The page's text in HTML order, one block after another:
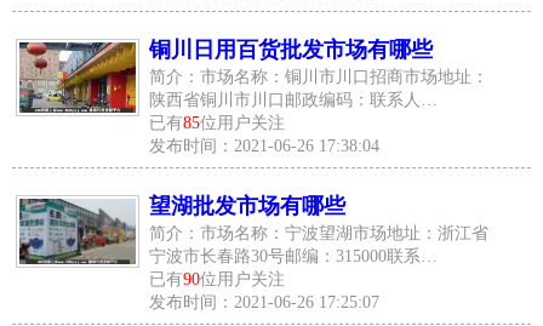
铜川日用百货批发市场有哪些
简介：市场名称：铜川市川口招商市场地址：
陕西省铜川市川口邮政编码：联系人…
已有85位用户关注
发布时间：2021-06-26 17:38:04
望湖批发市场有哪些
简介：市场名称：宁波望湖市场地址：浙江省
宁波市长春路30号邮编：315000联系…
已有90位用户关注
发布时间：2021-06-26 17:25:07